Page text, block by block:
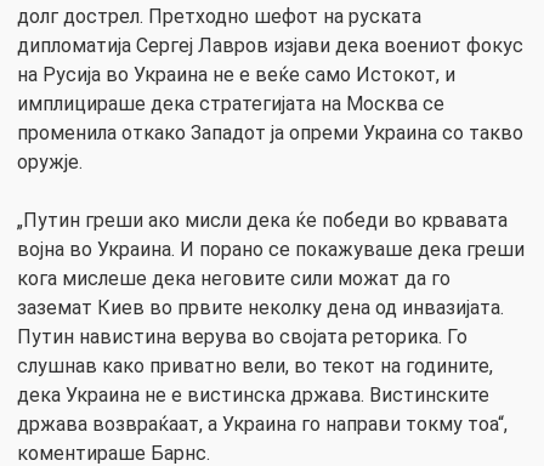
долг дострел. Претходно шефот на руската
дипломатија Сергеј Лавров изјави дека воениот фокус
на Русија во Украина не е веќе само Истокот, и
имплицираше дека стратегијата на Москва се
променила откако Западот ја опреми Украина со такво
оружје.
„Путин греши ако мисли дека ќе победи во крвавата
војна во Украина. И порано се покажуваше дека греши
кога мислеше дека неговите сили можат да го
заземат Киев во првите неколку дена од инвазијата.
Путин навистина верува во својата реторика. Го
слушнав како приватно вели, во текот на годините,
дека Украина не е вистинска држава. Вистинските
држава возвраќаат, а Украина го направи токму тоа“,
коментираше Барнс.